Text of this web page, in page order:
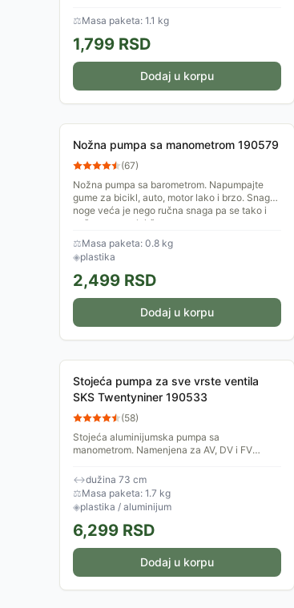
priprema vaših naduvnih kreveta,...
⚖Masa paketa: 1.1 kg
1,799 RSD
Dodaj u korpu
Nožna pumpa sa manometrom 190579
(67)
Nožna pumpa sa barometrom. Napumpajte
gume za bicikl, auto, motor lako i brzo. Snaga
noge veća je nego ručna snaga pa se tako i
nožna pumpa lakše...
⚖Masa paketa: 0.8 kg
◈plastika
2,499 RSD
Dodaj u korpu
Stojeća pumpa za sve vrste ventila
SKS Twentyniner 190533
(58)
Stojeća aluminijumska pumpa sa
manometrom. Namenjena za AV, DV i FV
↔dužina 73 cm
⚖Masa paketa: 1.7 kg
◈plastika / aluminijum
6,299 RSD
Dodaj u korpu